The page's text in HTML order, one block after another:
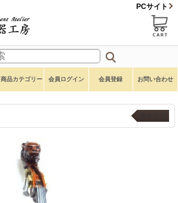
PCサイト
商品カテゴリー 会員ログイン 会員登録 お問い合わせ